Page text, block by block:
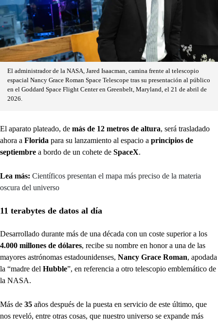
El administrador de la NASA, Jared Isaacman, camina frente al telescopio
espacial Nancy Grace Roman Space Telescope tras su presentación al público
en el Goddard Space Flight Center en Greenbelt, Maryland, el 21 de abril de
2026.
El aparato plateado, de más de 12 metros de altura, será trasladado
ahora a Florida para su lanzamiento al espacio a principios de
septiembre a bordo de un cohete de SpaceX.
Lea más: Científicos presentan el mapa más preciso de la materia
oscura del universo
11 terabytes de datos al día
Desarrollado durante más de una década con un coste superior a los
4.000 millones de dólares, recibe su nombre en honor a una de las
mayores astrónomas estadounidenses, Nancy Grace Roman, apodada
la “madre del Hubble”, en referencia a otro telescopio emblemático de
la NASA.
Más de 35 años después de la puesta en servicio de este último, que
nos reveló, entre otras cosas, que nuestro universo se expande más